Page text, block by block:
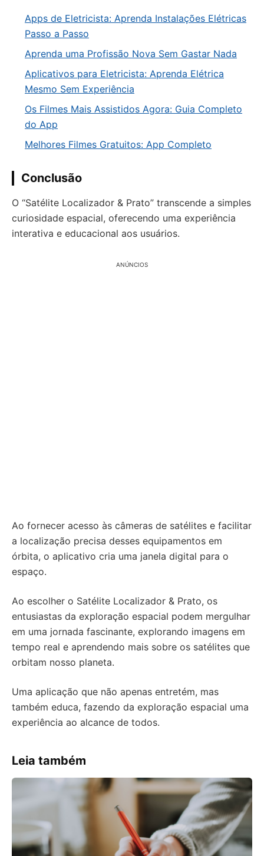
Apps de Eletricista: Aprenda Instalações Elétricas
Passo a Passo
Aprenda uma Profissão Nova Sem Gastar Nada
Aplicativos para Eletricista: Aprenda Elétrica
Mesmo Sem Experiência
Os Filmes Mais Assistidos Agora: Guia Completo
do App
Melhores Filmes Gratuitos: App Completo
Conclusão
O “Satélite Localizador & Prato” transcende a simples
curiosidade espacial, oferecendo uma experiência
interativa e educacional aos usuários.
ANÚNCIOS
Ao fornecer acesso às câmeras de satélites e facilitar
a localização precisa desses equipamentos em
órbita, o aplicativo cria uma janela digital para o
espaço.
Ao escolher o Satélite Localizador & Prato, os
entusiastas da exploração espacial podem mergulhar
em uma jornada fascinante, explorando imagens em
tempo real e aprendendo mais sobre os satélites que
orbitam nosso planeta.
Uma aplicação que não apenas entretém, mas
também educa, fazendo da exploração espacial uma
experiência ao alcance de todos.
Leia também